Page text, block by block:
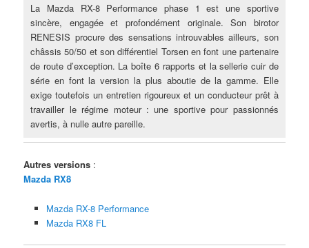
La Mazda RX-8 Performance phase 1 est une sportive
sincère, engagée et profondément originale. Son birotor
RENESIS procure des sensations introuvables ailleurs, son
châssis 50/50 et son différentiel Torsen en font une partenaire
de route d’exception. La boîte 6 rapports et la sellerie cuir de
série en font la version la plus aboutie de la gamme. Elle
exige toutefois un entretien rigoureux et un conducteur prêt à
travailler le régime moteur : une sportive pour passionnés
avertis, à nulle autre pareille.
Autres versions :
Mazda RX8
Mazda RX-8 Performance
Mazda RX8 FL